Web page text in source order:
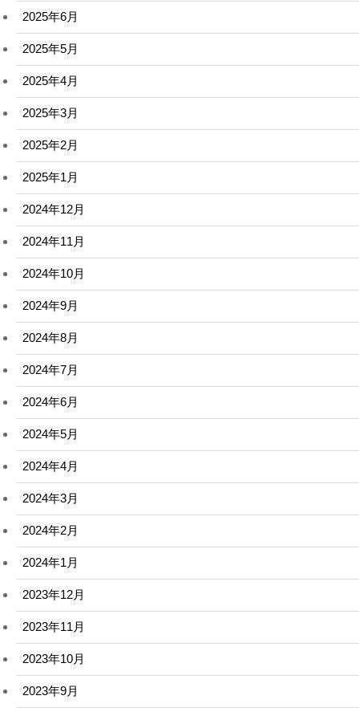
2025年6月
2025年5月
2025年4月
2025年3月
2025年2月
2025年1月
2024年12月
2024年11月
2024年10月
2024年9月
2024年8月
2024年7月
2024年6月
2024年5月
2024年4月
2024年3月
2024年2月
2024年1月
2023年12月
2023年11月
2023年10月
2023年9月